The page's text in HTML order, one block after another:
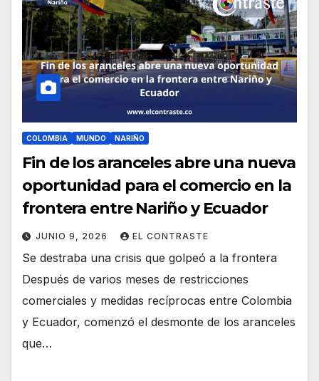
COLOMBIA MUNDO NARIÑO
Fin de los aranceles abre una nueva
oportunidad para el comercio en la
frontera entre Nariño y Ecuador
JUNIO 9, 2026 EL CONTRASTE
Se destraba una crisis que golpeó a la frontera
Después de varios meses de restricciones
comerciales y medidas recíprocas entre Colombia
y Ecuador, comenzó el desmonte de los aranceles
que…